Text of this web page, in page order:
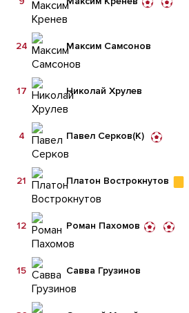
Максим Самсонов
24
Николай Хрулев
17
Павел Серков(К)
4
Платон Вострокнутов
21
Роман Пахомов
12
Савва Грузинов
15